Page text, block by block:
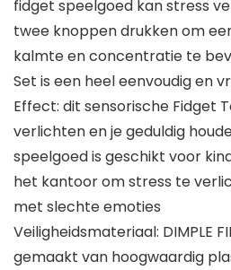
fidget speelgoed kan stress
twee knoppen drukken om
kalmte en concentratie te
Set is een heel eenvoudig en
Effect: dit sensorische Fidget
verlichten en je geduldig
speelgoed is geschikt voor
het kantoor om stress te
met slechte emoties
Veiligheidsmateriaal: DIMPLE
gemaakt van hoogwaardig